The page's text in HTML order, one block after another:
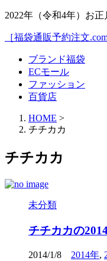
2022年（令和4年）お
［福袋通販予約注文.com
ブランド福袋
ECモール
ファッション
百貨店
HOME >
チチカカ
チチカカ
未分類
チチカカの
2014/1/8 2014年,